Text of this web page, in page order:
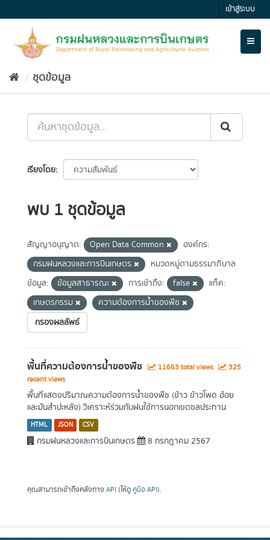
to
เข้าสู่ระบบ
ชุดข้อมูล
เรียงโดย
พบ 1 ชุดข้อมูล
สัญญาอนุญาต: Open Data Common
องค์กร:
กรมฝนหลวงและการบินเกษตร
หมวดหมู่ตามธรรมาภิบาล
ข้อมูล:
ข้อมูลสาธารณะ การเข้าถึง: false
แท็ค:
เกษตรกรรม
ความต้องการน้ำของพืช
กรองผลลัพธ์
พื้นที่ความต้องการน้ำของพืช 11663 total views
325
recent views
พื้นที่แสดงปริมาณความต้องการน้ำของพืช (ข้าว ข้าวโพด อ้อย
และมันสำปะหลัง) วิเคราะห์ร่วมกับฝนใช้การนอกเขตชลประทาน
HTML JSON CSV
กรมฝนหลวงและการบินเกษตร 8 กรกฎาคม 2567
คุณสามารถเข้าถึงคลังทาง API (ให้ดู คู่มือ API).